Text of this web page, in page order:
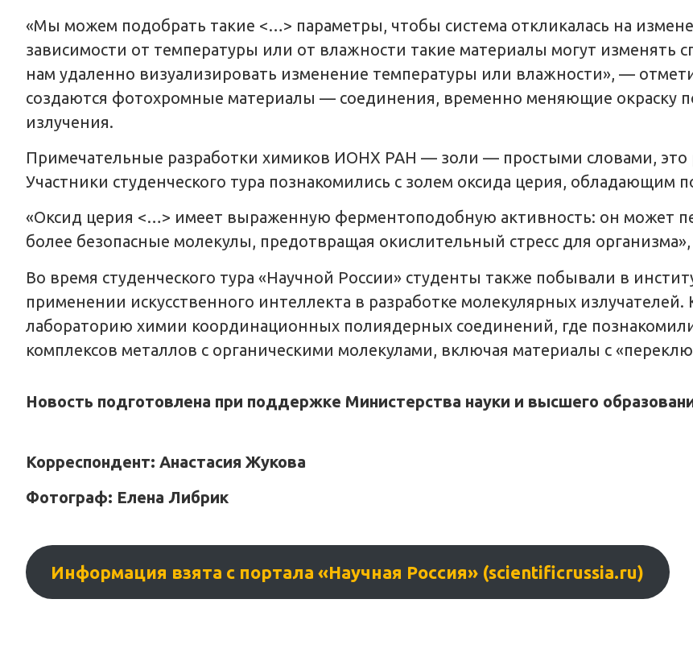
«Мы можем подобрать такие <…> параметры, чтобы система откликалась на
зависимости от температуры или от влажности такие материалы могут изменять
нам удаленно визуализировать изменение температуры или влажности», —
создаются фотохромные материалы — соединения, временно меняющие окраску
излучения.
Примечательные разработки химиков ИОНХ РАН — золи — простыми словами, это
Участники студенческого тура познакомились с золем оксида церия, обладающим
«Оксид церия <…> имеет выраженную ферментоподобную активность: он может
более безопасные молекулы, предотвращая окислительный стресс для
Во время студенческого тура «Научной России» студенты также побывали в
применении искусственного интеллекта в разработке молекулярных
лабораторию химии координационных полиядерных соединений, где
комплексов металлов с органическими молекулами, включая материалы с
Новость подготовлена при поддержке Министерства науки и высшего
Корреспондент: Анастасия Жукова
Фотограф: Елена Либрик
Информация взята с портала «Научная Россия» (scientificrussia.ru)